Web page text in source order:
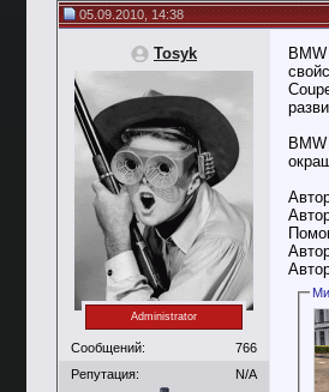
05.09.2010, 14:38
Tosyk
Administrator
Сообщений:
766
Репутация:
N/A